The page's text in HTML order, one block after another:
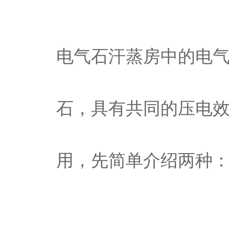
电气石汗蒸房中的电
石，具有共同的压电
用，先简单介绍两种